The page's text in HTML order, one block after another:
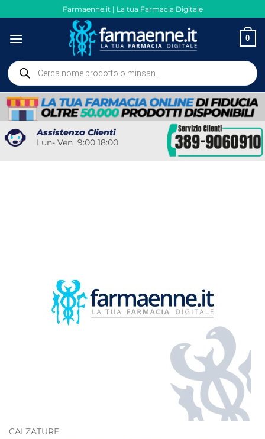
ai
contenuti
Farmaenne.it | La tua Farmacia Digitale
0
Ricerca
prodotti
Assistenza Clienti
Lun- Ven 9:00 18:00
CALZATURE